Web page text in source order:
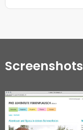
Screenshots